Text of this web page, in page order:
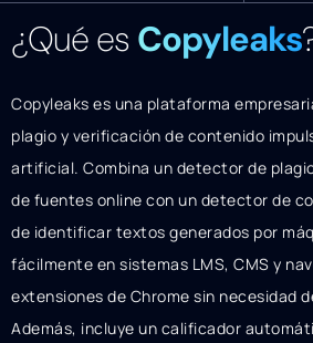
¿Qué es Copyleaks
Copyleaks es una plataforma
plagio y verificación de contenido
artificial. Combina un detector de
de fuentes online con un detector de
de identificar textos generados por
fácilmente en sistemas LMS, CMS y
extensiones de Chrome sin necesidad
Además, incluye un calificador